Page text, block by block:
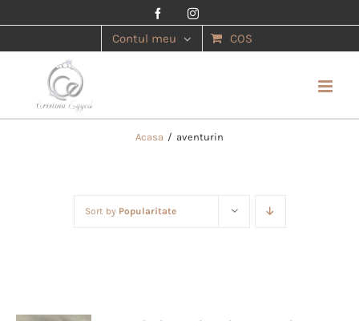
FacebookInstagram
Contul meu COS
Acasa / aventurin
Sort by Popularitate